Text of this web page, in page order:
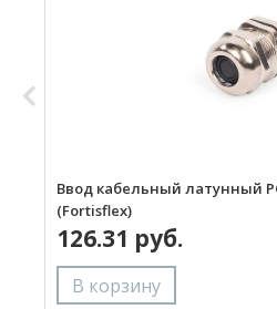
Ввод кабельный латунный
(Fortisflex)
126.31 руб.